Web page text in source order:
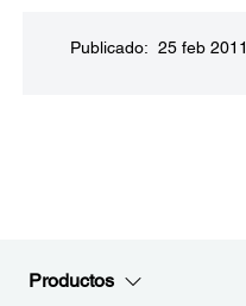
Publicado: 25 feb 2011
Productos